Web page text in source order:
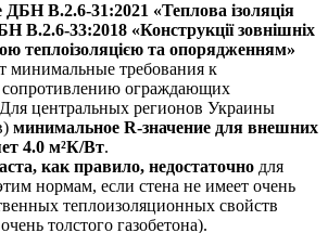
В.2.6-31:2021 «Теплова ізоляція
В.2.6-33:2018 «Конструкції зовнішніх
теплоізоляцією та опорядженням»
минимальные требования к
сопротивлению ограждающих
центральных регионов Украины
минимальное R-значение для внешних
4.0 м²К/Вт.
как правило, недостаточно для
нормам, если стена не имеет очень
теплоизоляционных свойств
толстого газобетона).